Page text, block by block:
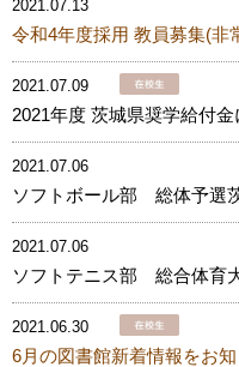
2021.07.13
令和4年度採用 教員募集(非
2021.07.09
2021年度 茨城県奨学給付金
2021.07.06
ソフトボール部 総体予選
2021.07.06
ソフトテニス部 総合体育
2021.06.30
6月の図書館新着情報をお